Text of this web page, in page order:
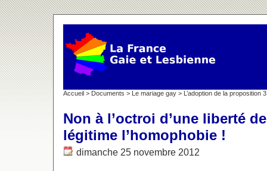
Accueil > Documents > Le mariage gay > L’adoption de la proposition
Non à l’octroi d’une liberté
légitime l’homophobie !
dimanche 25 novembre 2012